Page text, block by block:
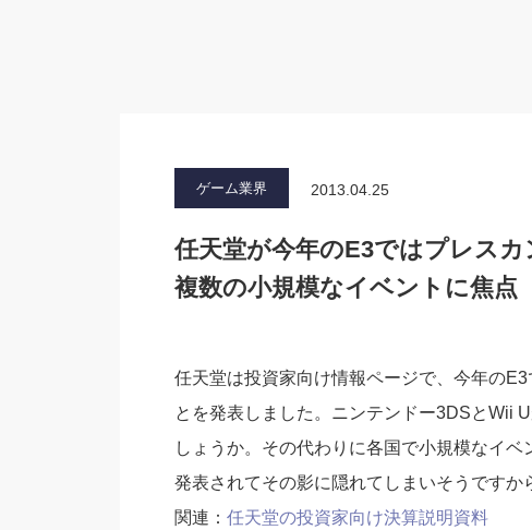
ゲーム業界 2013.04.25
任天堂が今年のE3ではプレスカ
複数の小規模なイベントに焦点
任天堂は投資家向け情報ページで、今年の
とを発表しました。ニンテンドー3DSとWii
しょうか。その代わりに各国で小規模なイ
発表されてその影に隠れてしまいそうですか
関連： 任天堂の投資家向け決算説明資料